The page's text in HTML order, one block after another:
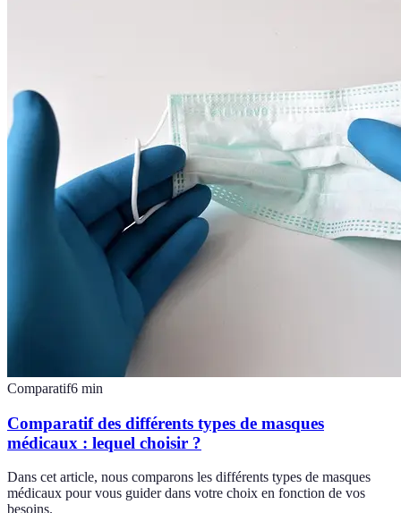
Comparatif6 min
Comparatif des différents types de masques
médicaux : lequel choisir ?
Dans cet article, nous comparons les différents types de masques
médicaux pour vous guider dans votre choix en fonction de vos
besoins.